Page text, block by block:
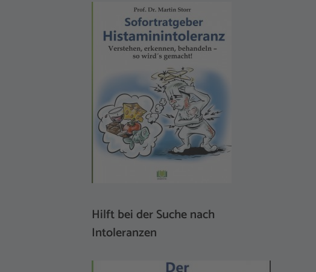
Hilft bei der Suche nach
Intoleranzen